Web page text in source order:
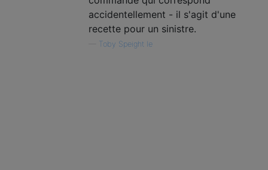
accidentellement - il s'agit d'une
recette pour un sinistre.
Toby Speight le